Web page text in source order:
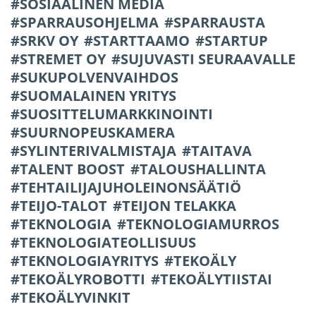
SPARRAUSOHJELMA
SPARRAUSTA
SRKV OY
STARTTAAMO
STARTUP
STREMET OY
SUJUVASTI SEURAAVALLE
SUKUPOLVENVAIHDOS
SUOMALAINEN YRITYS
SUOSITTELUMARKKINOINTI
SUURNOPEUSKAMERA
SYLINTERIVALMISTAJA
TAITAVA
TALENT BOOST
TALOUSHALLINTA
TEHTAILIJAJUHOLEINONSÄÄTIÖ
TEIJO-TALOT
TEIJON TELAKKA
TEKNOLOGIA
TEKNOLOGIAMURROS
TEKNOLOGIATEOLLISUUS
TEKNOLOGIAYRITYS
TEKOÄLY
TEKOÄLYROBOTTI
TEKOÄLYTIISTAI
TEKOÄLYVINKIT